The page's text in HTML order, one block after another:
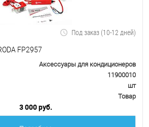
Под заказ (10-12 дней)
FP2957
Аксессуары для кондиционеров
11900010
шт
Товар
3 000 руб.